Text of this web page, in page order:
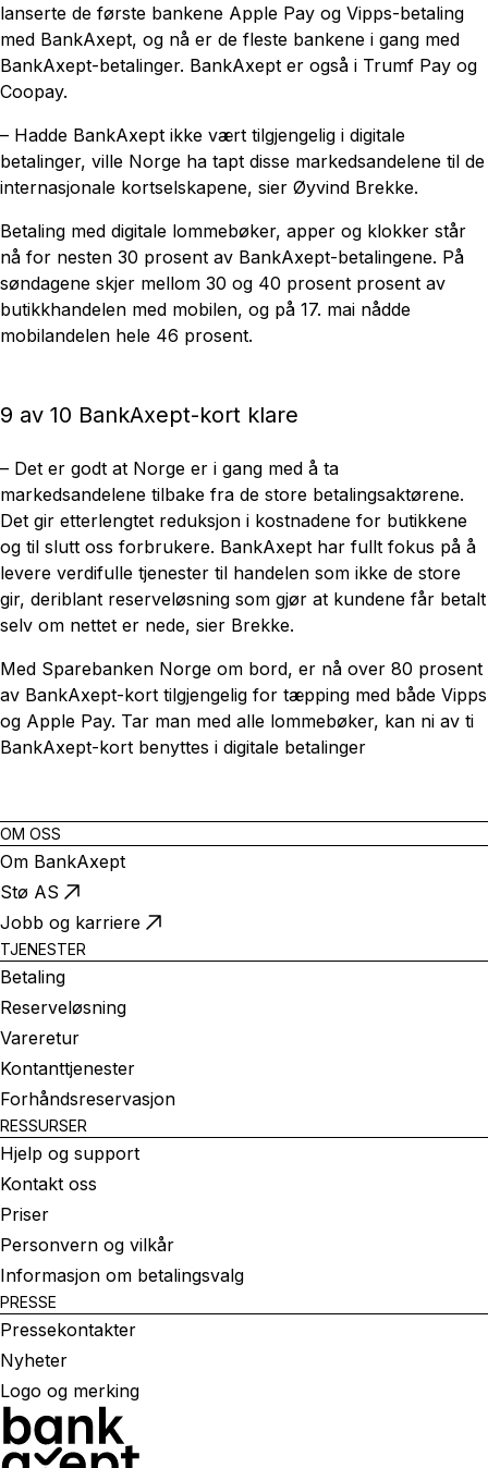
lanserte de første bankene Apple Pay og Vipps-betaling
med BankAxept, og nå er de fleste bankene i gang med
BankAxept-betalinger. BankAxept er også i Trumf Pay og
Coopay.
– Hadde BankAxept ikke vært tilgjengelig i digitale
betalinger, ville Norge ha tapt disse markedsandelene til de
internasjonale kortselskapene, sier Øyvind Brekke.
Betaling med digitale lommebøker, apper og klokker står
nå for nesten 30 prosent av BankAxept-betalingene. På
søndagene skjer mellom 30 og 40 prosent prosent av
butikkhandelen med mobilen, og på 17. mai nådde
mobilandelen hele 46 prosent.
9 av 10 BankAxept-kort klare
– Det er godt at Norge er i gang med å ta
markedsandelene tilbake fra de store betalingsaktørene.
Det gir etterlengtet reduksjon i kostnadene for butikkene
og til slutt oss forbrukere. BankAxept har fullt fokus på å
levere verdifulle tjenester til handelen som ikke de store
gir, deriblant reserveløsning som gjør at kundene får betalt
selv om nettet er nede, sier Brekke.
Med Sparebanken Norge om bord, er nå over 80 prosent
av BankAxept-kort tilgjengelig for tæpping med både Vipps
og Apple Pay. Tar man med alle lommebøker, kan ni av ti
BankAxept-kort benyttes i digitale betalinger
OM OSS
Om BankAxept
Stø AS
Jobb og karriere
TJENESTER
Betaling
Reserveløsning
Vareretur
Kontanttjenester
Forhåndsreservasjon
RESSURSER
Hjelp og support
Kontakt oss
Priser
Personvern og vilkår
Informasjon om betalingsvalg
PRESSE
Pressekontakter
Nyheter
Logo og merking